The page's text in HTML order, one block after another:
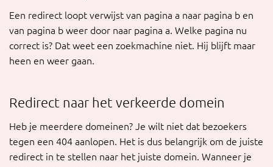
Een redirect loopt verwijst van pagina a naar pagina b en
van pagina b weer door naar pagina a. Welke pagina nu
correct is? Dat weet een zoekmachine niet. Hij blijft maar
heen en weer gaan.
Redirect naar het verkeerde domein
Heb je meerdere domeinen? Je wilt niet dat bezoekers
tegen een 404 aanlopen. Het is dus belangrijk om de juiste
redirect in te stellen naar het juiste domein. Wanneer je